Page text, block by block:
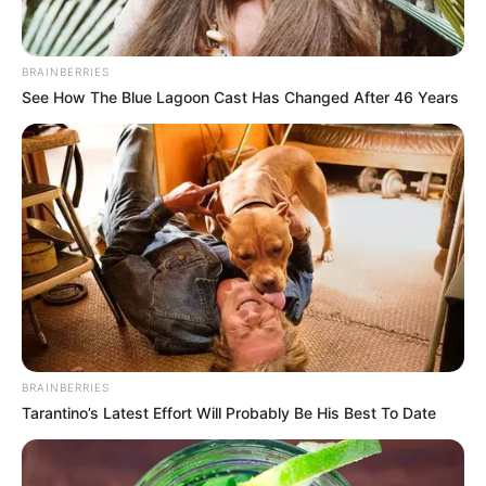
Imágenes del parque
COMPARTIR
ALERTA BOGOTÁ EN GOOGLE NEWS
TEMAS RELACIONADOS
GIRARDOT PISCINA
MANTÉNGASE EN ALERTA
BRAINBERRIES
See How The Blue Lagoon Cast Has Changed After 46 Years
BRAINBERRIES
Tarantino’s Latest Effort Will Probably Be His Best To Date